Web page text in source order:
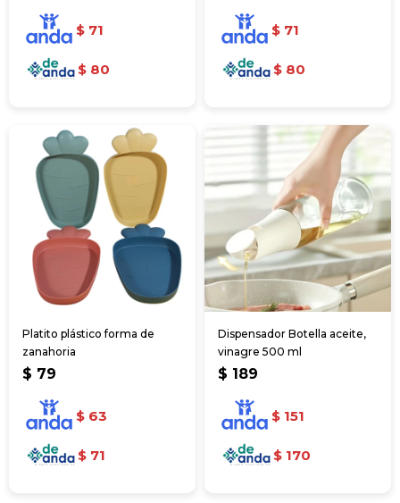
$ 71
$ 80
$ 71
$ 80
Platito plástico forma de
zanahoria
$ 79
$ 63
$ 71
Dispensador Botella aceite,
vinagre 500 ml
$ 189
$ 151
$ 170